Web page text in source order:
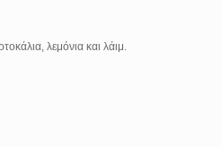
λεμόνια και λάιμ.